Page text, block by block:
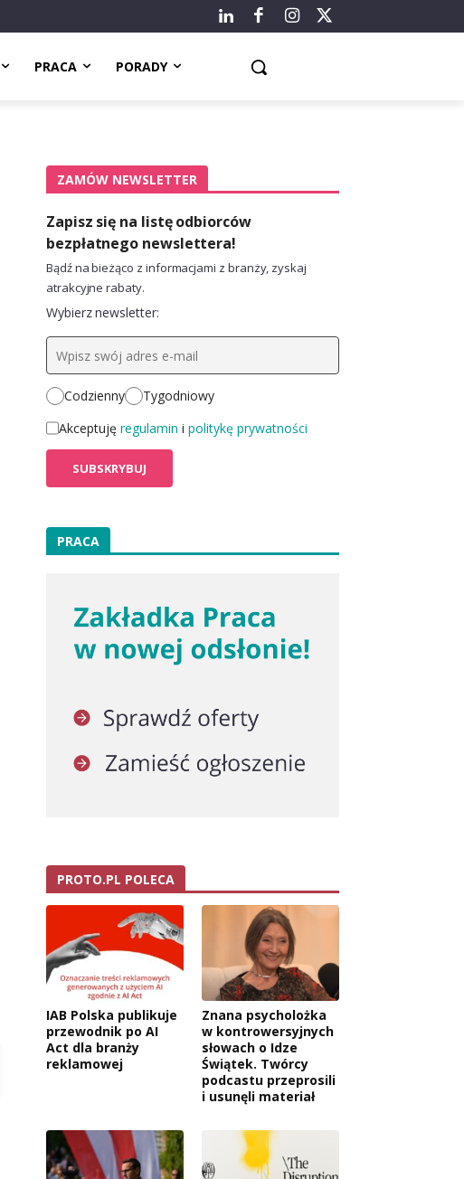
PRACA PORADY
ZAMÓW NEWSLETTER
Zapisz się na listę odbiorców
bezpłatnego newslettera!
Bądź na bieżąco z informacjami z branży, zyskaj
atrakcyjne rabaty.
Wybierz newsletter:
Codzienny
Tygodniowy
Akceptuję regulamin i politykę prywatności
PRACA
PROTO.PL POLECA
IAB Polska publikuje
przewodnik po AI
Act dla branży
reklamowej
Znana psycholożka
w kontrowersyjnych
słowach o Idze
Świątek. Twórcy
podcastu przeprosili
i usunęli materiał